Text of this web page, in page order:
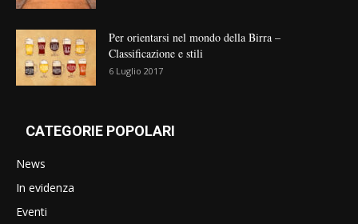
Per orientarsi nel mondo della Birra –
Classificazione e stili
6 Luglio 2017
CATEGORIE POPOLARI
News
In evidenza
Eventi